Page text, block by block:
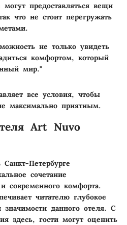
предоставляться вещи
что не стоит перегружать
не только увидеть
комфортом, который
мир."
все условия, чтобы
максимально приятным.
Art Nuvo
Петербурге
сочетание
современного комфорта.
читателю глубокое
данного отеля. С
здесь, гости могут оценить